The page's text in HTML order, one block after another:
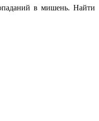
в мишень. Найти